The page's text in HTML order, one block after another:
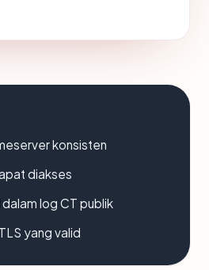
konsisten
diakses
dalam log CT publik
yang valid